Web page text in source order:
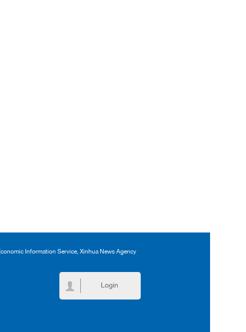
Information Service, Xinhua News Agency
Login